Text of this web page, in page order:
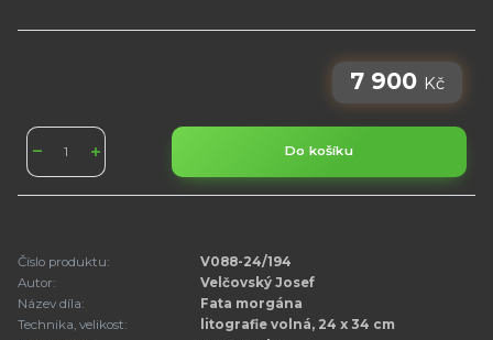
7 900 Kč
Do košíku
Číslo produktu:
V088-24/194
Autor:
Velčovský Josef
Název díla:
Fata morgána
Technika, velikost:
litografie volná, 24 x 34 cm